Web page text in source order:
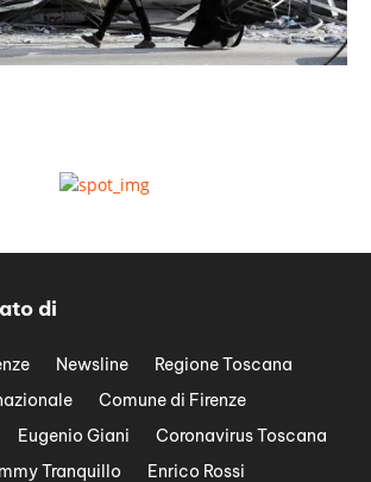
di
Newsline
Regione Toscana
Comune di Firenze
Eugenio Giani
Coronavirus Toscana
Tranquillo
Enrico Rossi